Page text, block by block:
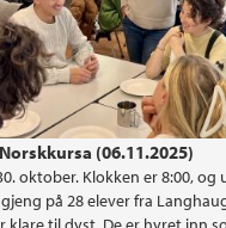
(06.11.2025)
oktober. Klokken er 8:00,
på 28 elever fra
2021